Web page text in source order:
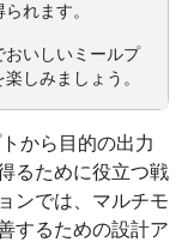
れます。
おいしいミールプ
楽しみましょう。
から目的の出力
るために役立つ戦
ンでは、マルチモ
するための設計ア